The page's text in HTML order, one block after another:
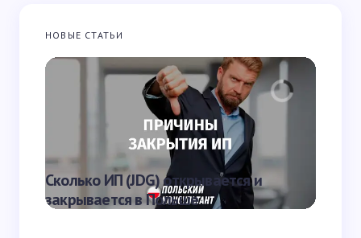
Запомнить имя и email для следующих
комментариев
Отправить
НОВЫЕ СТАТЬИ
Сколько ИП (JDG) открывается и
закрывается в Польше